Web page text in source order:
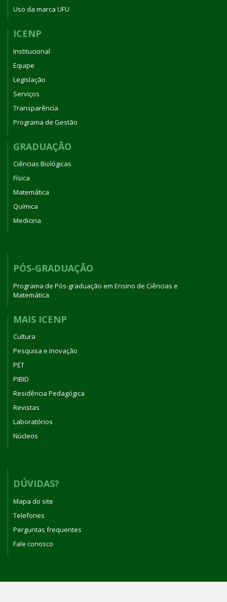
Uso da marca UFU
ICENP
Institucional
Equipe
Legislação
Serviços
Transparência
Programa de Gestão
GRADUAÇÃO
Ciências Biológicas
Física
Matemática
Química
Medicina
PÓS-GRADUAÇÃO
Programa de Pós-graduação em Ensino de Ciências e
Matemática
MAIS ICENP
Cultura
Pesquisa e Inovação
PET
PIBID
Residência Pedagógica
Revistas
Laboratórios
Núcleos
DÚVIDAS?
Mapa do site
Telefones
Perguntas frequentes
Fale conosco